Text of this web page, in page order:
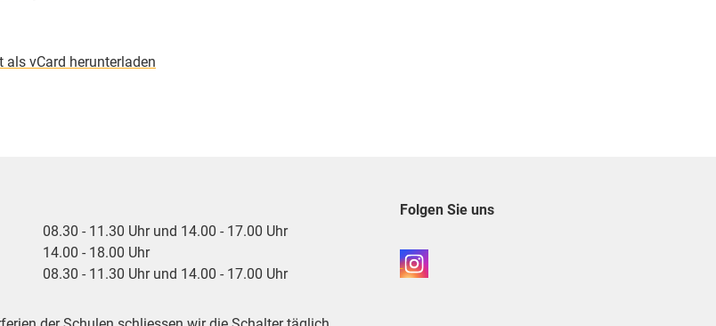
als vCard herunterladen
08.30 - 11.30 Uhr und 14.00 - 17.00 Uhr
14.00 - 18.00 Uhr
08.30 - 11.30 Uhr und 14.00 - 17.00 Uhr
Folgen Sie uns